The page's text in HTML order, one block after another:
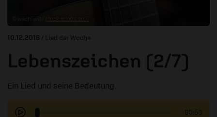
10.12.2018 / Lied der Woche
Lebenszeichen (2/7)
Ein Lied und seine Bedeutung.
00:56